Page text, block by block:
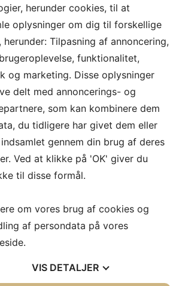
herunder cookies, til at
oplysninger om dig til forskellige
herunder: Tilpasning af annoncering,
funktionalitet,
og marketing. Disse oplysninger
delt med annoncerings- og
som kan kombinere dem
du tidligere har givet dem eller
gennem din brug af deres
Ved at klikke på 'OK' giver du
til disse formål.
om vores brug af cookies og
af persondata på vores
VIS DETALJER